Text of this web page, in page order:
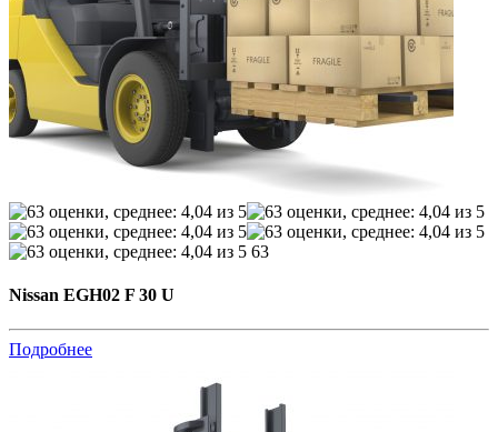
63
Nissan EGH02 F 30 U
Подробнее